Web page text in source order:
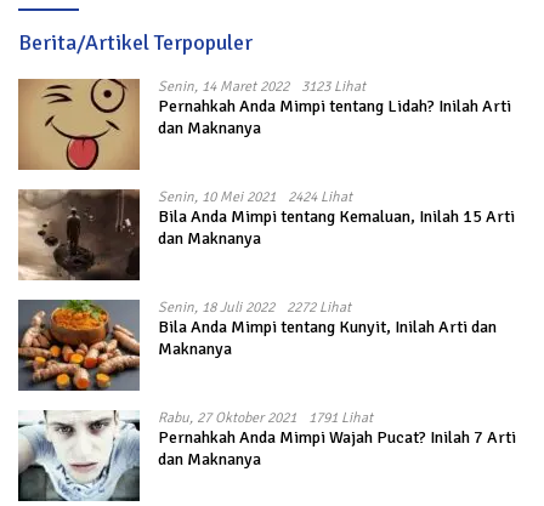
Berita/Artikel Terpopuler
Senin, 14 Maret 2022 3123 Lihat
Pernahkah Anda Mimpi tentang Lidah? Inilah Arti
dan Maknanya
Senin, 10 Mei 2021 2424 Lihat
Bila Anda Mimpi tentang Kemaluan, Inilah 15 Arti
dan Maknanya
Senin, 18 Juli 2022 2272 Lihat
Bila Anda Mimpi tentang Kunyit, Inilah Arti dan
Maknanya
Rabu, 27 Oktober 2021 1791 Lihat
Pernahkah Anda Mimpi Wajah Pucat? Inilah 7 Arti
dan Maknanya